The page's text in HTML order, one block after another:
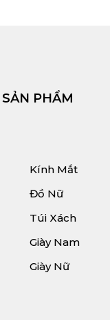
SẢN PHẨM
Kính Mắt
Đồ Nữ
Túi Xách
Giày Nam
Giày Nữ